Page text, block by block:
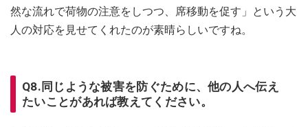
然な流れで荷物の注意をしつつ、席移動を促す」という大
人の対応を見せてくれたのが素晴らしいですね。
Q8.同じような被害を防ぐために、他の人へ伝え
たいことがあれば教えてください。